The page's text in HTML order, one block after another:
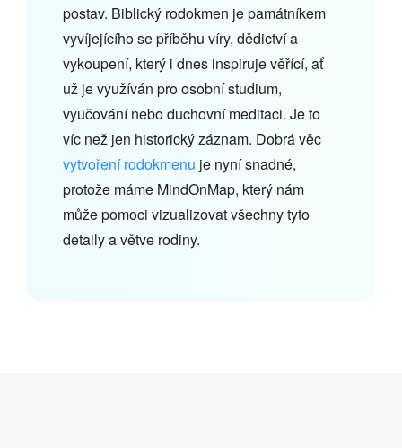
postav. Biblický rodokmen je památníkem
vyvíjejícího se příběhu víry, dědictví a
vykoupení, který i dnes inspiruje věřící, ať
už je využíván pro osobní studium,
vyučování nebo duchovní meditaci. Je to
víc než jen historický záznam. Dobrá věc
vytvoření rodokmenu je nyní snadné,
protože máme MindOnMap, který nám
může pomoci vizualizovat všechny tyto
detaily a větve rodiny.